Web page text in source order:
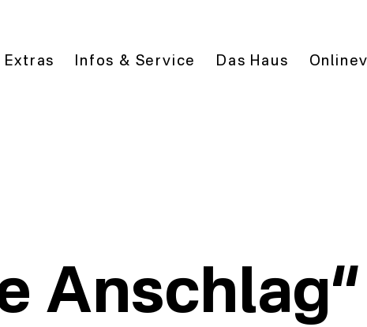
Extras Infos & Service Das Haus